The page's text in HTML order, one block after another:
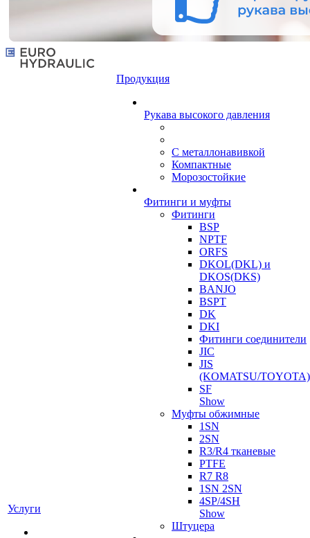
Услуги
Продукция
Рукава высокого давления
С металлонавивкой
Компактные
Морозостойкие
Фитинги и муфты
Фитинги
BSP
NPTF
ORFS
DKOL(DKL) и
DKOS(DKS)
BANJO
BSPT
DK
DKI
Фитинги соединители
JIC
JIS
(KOMATSU/TOYOTA)
SF
Show
Муфты обжимные
1SN
2SN
R3/R4 тканевые
PTFE
R7 R8
1SN 2SN
4SP/4SH
Show
Штуцера